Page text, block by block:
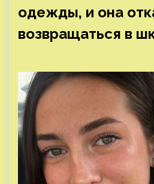
одежды, и она
возвращаться в